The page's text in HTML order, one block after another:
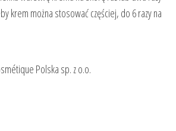
krem można stosować częściej, do 6 razy na
Polska sp. z o.o.